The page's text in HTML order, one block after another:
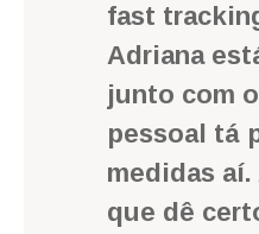
fast
Adriana
junto com
pessoal tá
medidas
que dê